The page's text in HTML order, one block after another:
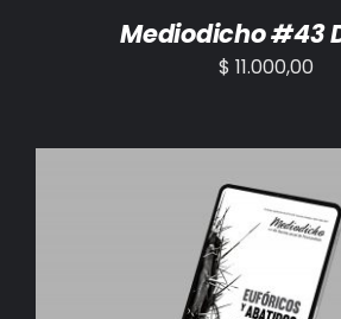
Mediodicho #43
$ 11.000,00
AÑADIR AL CARRITO /